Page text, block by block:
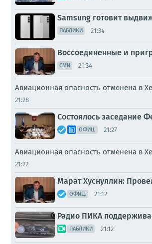
Samsung готовит
ПАБЛИКИ 21:34
Воссоединенные и
СМИ 21:34
Авиационная опасность отменена в
21:28
Состоялось заседание
ОФИЦ. 21:27
Авиационная опасность отменена в
21:22
Марат Хуснуллин:
ОФИЦ. 21:12
Радио ПИКА
ПАБЛИКИ 21:12